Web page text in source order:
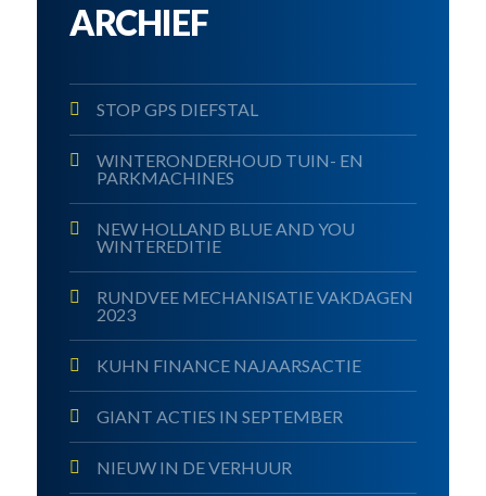
ARCHIEF
STOP GPS DIEFSTAL
WINTERONDERHOUD TUIN- EN
PARKMACHINES
NEW HOLLAND BLUE AND YOU
WINTEREDITIE
RUNDVEE MECHANISATIE VAKDAGEN
2023
KUHN FINANCE NAJAARSACTIE
GIANT ACTIES IN SEPTEMBER
NIEUW IN DE VERHUUR